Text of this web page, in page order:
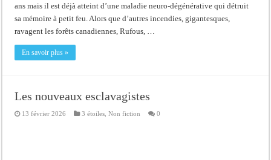
ans mais il est déjà atteint d’une maladie neuro-dégénérative qui détruit
sa mémoire à petit feu. Alors que d’autres incendies, gigantesques,
ravagent les forêts canadiennes, Rufous, …
En savoir plus »
Les nouveaux esclavagistes
13 février 2026 3 étoiles ,Non fiction 0